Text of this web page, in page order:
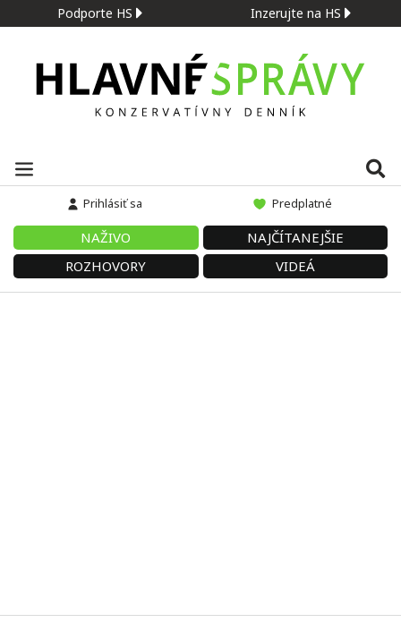
Podporte HS Inzerujte na HS
Prihlásiť sa Predplatné
NAŽIVO
NAJČÍTANEJŠIE
ROZHOVORY
VIDEÁ